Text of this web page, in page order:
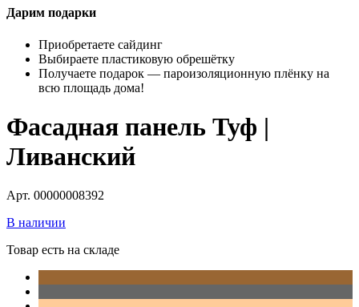
Дарим подарки
Приобретаете сайдинг
Выбираете пластиковую обрешётку
Получаете подарок — пароизоляционную плёнку на
всю площадь дома!
Фасадная панель Туф |
Ливанский
Арт. 00000008392
В наличии
Товар есть на складе